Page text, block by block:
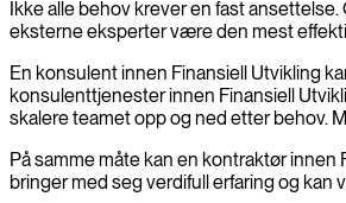
Ikke alle behov krever en fast
eksterne eksperter være den mest
En konsulent innen Finansiell Utvikling
konsulenttjenester innen Finansiell
skalere teamet opp og ned etter behov.
På samme måte kan en kontraktør
bringer med seg verdifull erfaring og